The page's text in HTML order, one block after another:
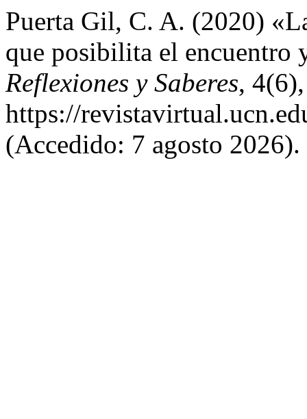
Puerta Gil, C. A. (2020)
que posibilita el
Reflexiones y Saberes,
https://
(Accedido: 7 agosto 2026).